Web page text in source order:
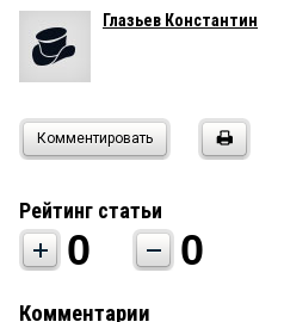
Глазьев Константин
Комментировать
Рейтинг статьи
0 0
Комментарии